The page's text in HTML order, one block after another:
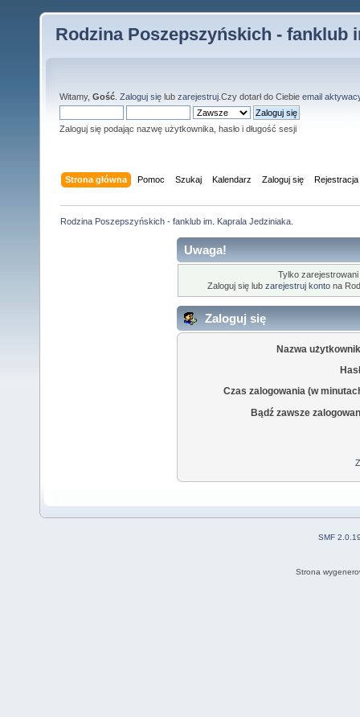
Rodzina Poszepszyńskich - fanklub
Witamy, Gość Zaloguj się lub zarejestruj .Czy dotarł do Ciebie email
Zaloguj się podając nazwę użytkownika, hasło i długość sesji
Strona główna Pomoc Szukaj Kalendarz Zaloguj się Rejestracja
Rodzina Poszepszyńskich - fanklub im. Kaprala Jedziniaka.
Uwaga!
Tylko
Zaloguj się lub zarejestruj konto na
Zaloguj się
Nazwa
Czas zalogowania (w
Bądź zawsze
SMF
Strona